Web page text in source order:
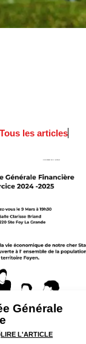
Tous les articles
Générale
LIRE L'ARTICLE